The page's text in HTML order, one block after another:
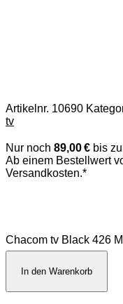
Artikelnr. 10690
tv
Nur noch 89,00 € bis
Ab einem Bestellwert
Versandkosten.*
Chacom tv Black 426
In den Warenkorb